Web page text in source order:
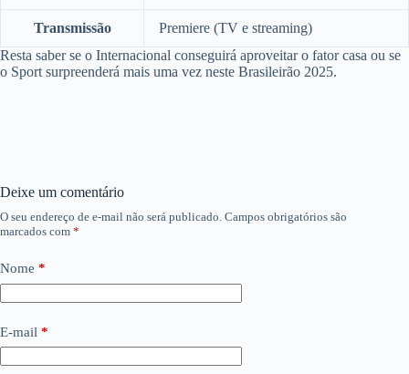
Transmissão
Premiere (TV e streaming)
Resta saber se o Internacional conseguirá aproveitar o fator casa ou se
o Sport surpreenderá mais uma vez neste Brasileirão 2025.
Deixe um comentário
O seu endereço de e-mail não será publicado. Campos obrigatórios são
marcados com *
Nome *
E-mail *